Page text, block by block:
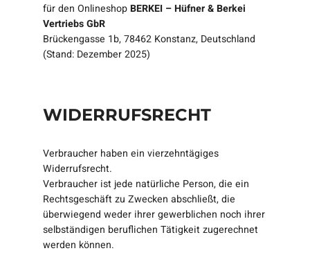
für den OnlineshopBERKEI – Hüfner & Berkei
Vertriebs GbR
Brückengasse 1b, 78462 Konstanz, Deutschland
(Stand: Dezember 2025)
WIDERRUFSRECHT
Verbraucher haben ein vierzehntägiges
Widerrufsrecht.
Verbraucher ist jede natürliche Person, die ein
Rechtsgeschäft zu Zwecken abschließt, die
überwiegend weder ihrer gewerblichen noch ihrer
selbständigen beruflichen Tätigkeit zugerechnet
werden können.